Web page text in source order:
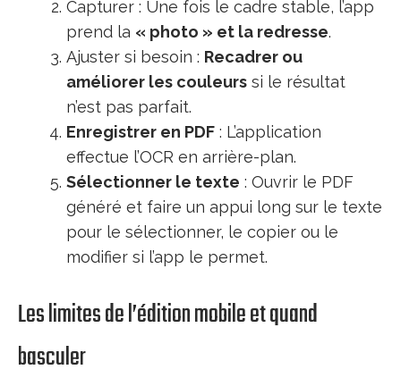
Capturer : Une fois le cadre stable, l’app
prend la « photo » et la redresse.
Ajuster si besoin : Recadrer ou
améliorer les couleurs si le résultat
n’est pas parfait.
Enregistrer en PDF : L’application
effectue l’OCR en arrière-plan.
Sélectionner le texte : Ouvrir le PDF
généré et faire un appui long sur le texte
pour le sélectionner, le copier ou le
modifier si l’app le permet.
Les limites de l’édition mobile et quand
basculer